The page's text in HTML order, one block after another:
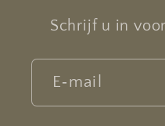
Schrijf u in
E‑mail